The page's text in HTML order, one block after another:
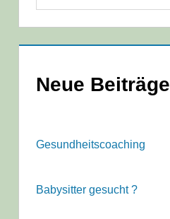
Neue Beiträge
Gesundheitscoaching
Babysitter gesucht ?